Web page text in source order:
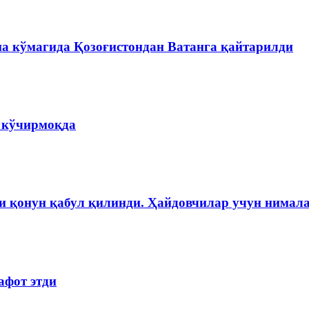
кўмагида Қозоғистондан Ватанга қайтарилди
қонун қабул қилинди. Ҳайдовчилар учун
этди